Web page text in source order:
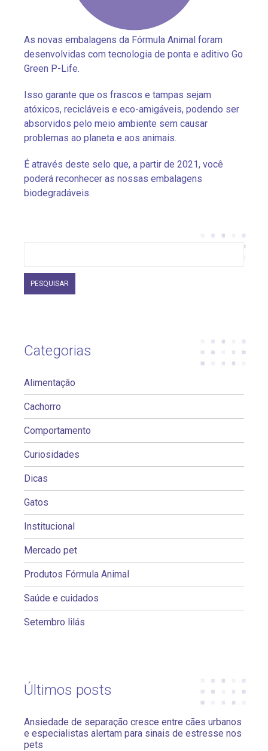
As novas embalagens da Fórmula Animal foram
desenvolvidas com tecnologia de ponta e aditivo Go
Green P-Life.
Isso garante que os frascos e tampas sejam
atóxicos, recicláveis e eco-amigáveis, podendo ser
absorvidos pelo meio ambiente sem causar
problemas ao planeta e aos animais.
É através deste selo que, a partir de 2021, você
poderá reconhecer as nossas embalagens
biodegradáveis.
Categorias
Alimentação
Cachorro
Comportamento
Curiosidades
Dicas
Gatos
Institucional
Mercado pet
Produtos Fórmula Animal
Saúde e cuidados
Setembro lilás
Últimos posts
Ansiedade de separação cresce entre cães urbanos
e especialistas alertam para sinais de estresse nos
pets